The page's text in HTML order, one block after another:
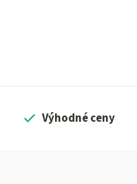
Výhodné ceny